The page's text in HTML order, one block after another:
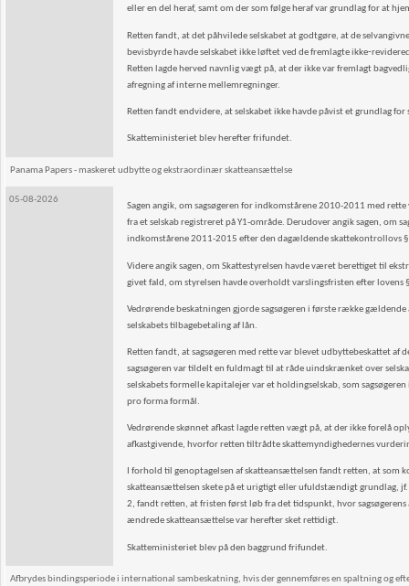
eller en del heraf, samt om der som følge heraf var grundlag for at
Retten fandt, at det påhvilede selskabet at godtgøre, at de
bevisbyrde havde selskabet ikke løftet ved de fremlagte
Retten lagde herved navnlig vægt på, at der ikke var fremlagt
afregning af interne mellemregninger.
Retten fandt endvidere, at selskabet ikke havde påvist et grundlag
Skatteministeriet blev herefter frifundet.
Panama Papers - maskeret udbytte og ekstraordinær skatteansættelse
05-08-2026
Sagen angik, om sagsøgeren for indkomstårene 2010-2011 med
fra et selskab registreret på Y1-område. Derudover angik sagen, om
indkomstårene 2011-2015 efter den dagældende skattekontrollovs §
Videre angik sagen, om Skattestyrelsen havde været berettiget til
givet fald, om styrelsen havde overholdt varslingsfristen efter
Vedrørende beskatningen gjorde sagsøgeren i første række
selskabets tilbagebetaling af lån.
Retten fandt, at sagsøgeren med rette var blevet udbyttebeskattet
sagsøgeren var tildelt en fuldmagt til at råde uindskrænket over
selskabets formelle kapitalejer var et holdingselskab, som
pro forma formål.
Vedrørende skønnet afkast lagde retten vægt på, at der ikke forelå
afkastgivende, hvorfor retten tiltrådte skattemyndighedernes
I forhold til genoptagelsen af skatteansættelsen fandt retten, at som
skatteansættelsen skete på et urigtigt eller ufuldstændigt grundlag,
2, fandt retten, at fristen først løb fra det tidspunkt, hvor
ændrede skatteansættelse var herefter sket rettidigt.
Skatteministeriet blev på den baggrund frifundet.
Afbrydes bindingsperiode i international sambeskatning, hvis der gennemføres en spaltning og